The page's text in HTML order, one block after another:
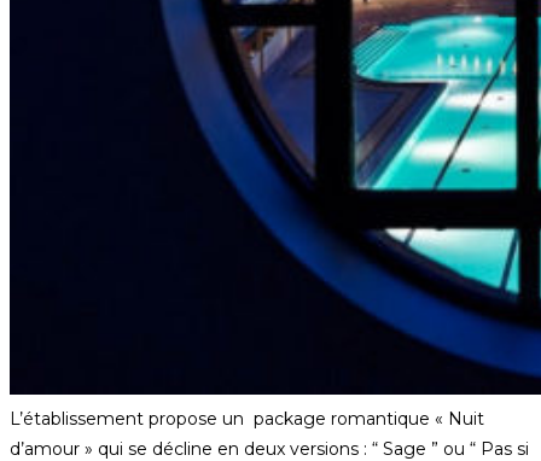
L’établissement propose un package romantique « Nuit
d’amour » qui se décline en deux versions : “ Sage ” ou “ Pas si